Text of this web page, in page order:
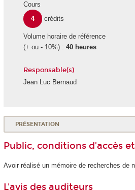
Cours
4
crédits
Volume horaire de référence
(+ ou - 10%) : 40 heures
Responsable(s)
Jean Luc Bernaud
PRÉSENTATION
Public, conditions d’accès
Avoir réalisé un mémoire de recherches de
L'avis des auditeurs